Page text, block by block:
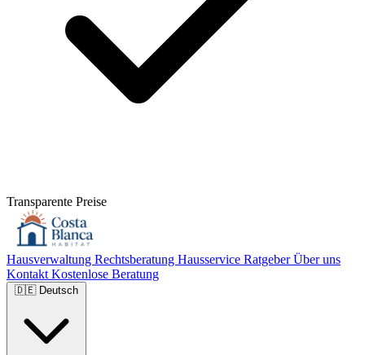
Transparente Preise
Hausverwaltung Rechtsberatung Hausservice RatgeberÜber uns
Kontakt Kostenlose Beratung
🇩🇪 Deutsch